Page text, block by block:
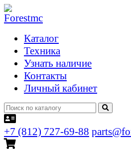
Каталог
Техника
Узнать наличие
Контакты
Личный кабинет
+7 (812) 727-69-88